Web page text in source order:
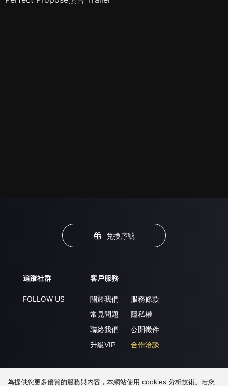
兌換序號
追蹤社群
FOLLOW US
客戶服務
關於我們
常見問題
聯絡我們
升級VIP
服務條款
隱私權
公開徵件
合作洽談
下載 APP
為提供您更多優質的服務與內容，本網站使用 cookies 分析技術。若您